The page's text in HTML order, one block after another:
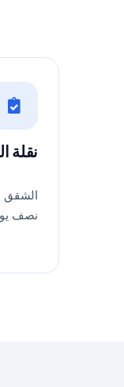
نقلة
الشقق
نصف